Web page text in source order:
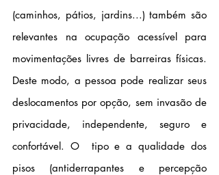
(caminhos, pátios, jardins...) também são
relevantes na ocupação acessível para
movimentações livres de barreiras físicas.
Deste modo, a pessoa pode realizar seus
deslocamentos por opção, sem invasão de
privacidade, independente, seguro e
confortável. O  tipo e a qualidade dos
pisos (antiderrapantes e percepção